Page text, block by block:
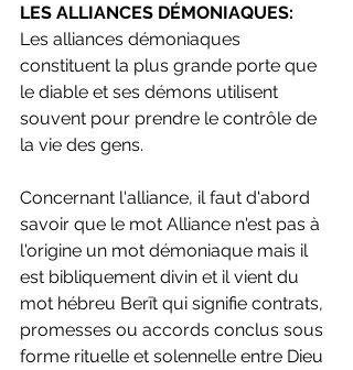
LES ALLIANCES DÉMONIAQUES:
Les alliances démoniaques
constituent la plus grande porte que
le diable et ses démons utilisent
souvent pour prendre le contrôle de
la vie des gens.
Concernant l'alliance, il faut d'abord
savoir que le mot Alliance n'est pas à
l'origine un mot démoniaque mais il
est bibliquement divin et il vient du
mot hébreu Berīt qui signifie contrats,
promesses ou accords conclus sous
forme rituelle et solennelle entre Dieu